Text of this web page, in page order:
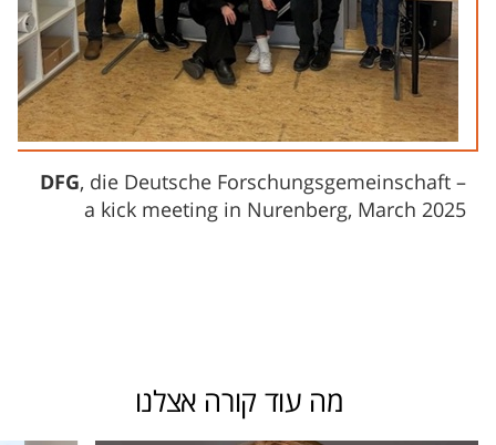
DFG, die Deutsche Forschungsgemeinschaft –
a kick meeting in Nurenberg, March 2025
מה עוד קורה אצלנו